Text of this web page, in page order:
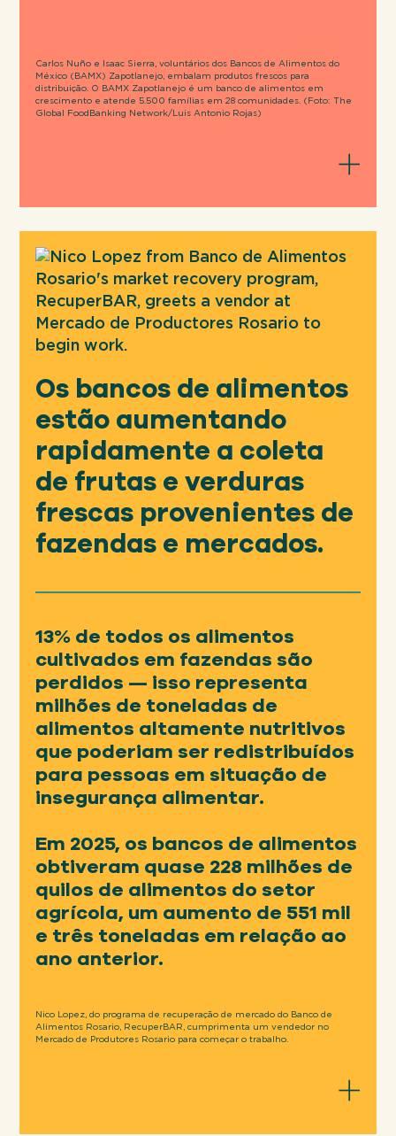
relação ao ano anterior, refletindo um
forte compromisso com suas
comunidades e uma resposta à
Carlos Nuño e Isaac Sierra, voluntários dos Bancos de Alimentos do
México (BAMX) Zapotlanejo, embalam produtos frescos para
distribuição. O BAMX Zapotlanejo é um banco de alimentos em
crescimento e atende 5.500 famílias em 28 comunidades. (Foto: The
Global FoodBanking Network/Luis Antonio Rojas)
Os bancos de alimentos
milhões de quilos de
alimentos fossem parar
em aterros sanitários —
o equivalente a tirar 473
mil carros das ruas.
Em 2025... .
Ao evitar que alimentos nutritivos
fossem parar em aterros sanitários, os
bancos de alimentos mitigaram cerca
de 2,03 milhões de toneladas métricas
por meio de doações de produtos, algo
Os bancos de alimentos
estão aumentando
rapidamente a coleta
de frutas e verduras
frescas provenientes de
fazendas e mercados.
13% de todos os alimentos
cultivados em fazendas são
perdidos — isso representa
milhões de toneladas de
alimentos altamente nutritivos
que poderiam ser redistribuídos
para pessoas em situação de
insegurança alimentar.
Em 2025, os bancos de alimentos
obtiveram quase 228 milhões de
quilos de alimentos do setor
agrícola, um aumento de 551 mil
e três toneladas em relação ao
ano anterior.
Nico Lopez, do programa de recuperação de mercado do Banco de
Alimentos Rosario, RecuperBAR, cumprimenta um vendedor no
Mercado de Produtores Rosario para começar o trabalho.
Os bancos de alimentos